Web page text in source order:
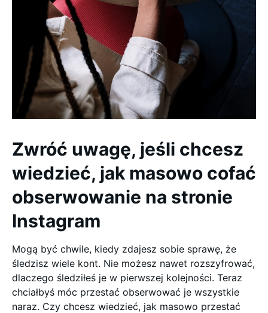
Zwróć uwagę, jeśli chcesz
wiedzieć, jak masowo cofać
obserwowanie na stronie
Instagram
Mogą być chwile, kiedy zdajesz sobie sprawę, że
śledzisz wiele kont. Nie możesz nawet rozszyfrować,
dlaczego śledziłeś je w pierwszej kolejności. Teraz
chciałbyś móc przestać obserwować je wszystkie
naraz. Czy chcesz wiedzieć, jak masowo przestać